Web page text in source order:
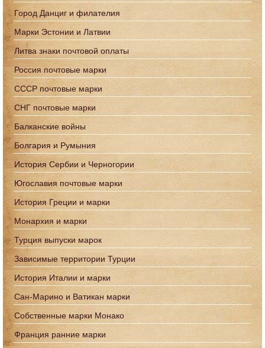
Город Данциг и филателия
Марки Эстонии и Латвии
Литва знаки почтовой оплаты
Россия почтовые марки
СССР почтовые марки
СНГ почтовые марки
Балканские войны
Болгария и Румыния
История Сербии и Черногории
Югославия почтовые марки
История Греции и марки
Монархия и марки
Турция выпуски марок
Зависимые территории Турции
История Италии и марки
Сан-Марино и Ватикан марки
Собственные марки Монако
Франция ранние марки